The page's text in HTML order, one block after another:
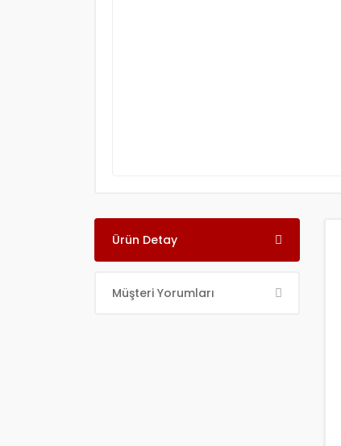
Ürün Detay
Müşteri Yorumları